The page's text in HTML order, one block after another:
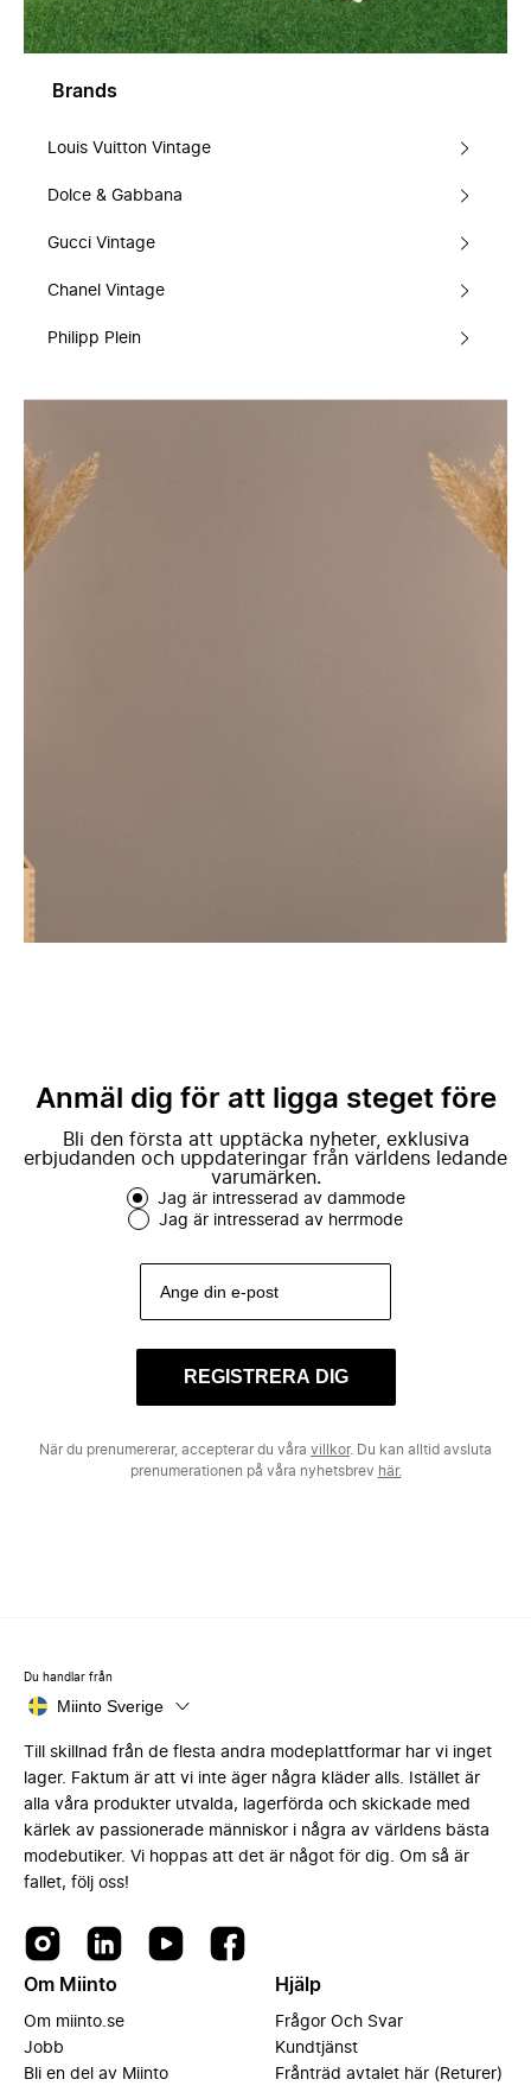
Brands
Louis Vuitton Vintage
Dolce & Gabbana
Gucci Vintage
Chanel Vintage
Philipp Plein
Anmäl dig för att ligga steget före
Bli den första att upptäcka nyheter, exklusiva
erbjudanden och uppdateringar från världens ledande
varumärken.
Jag är intresserad av dammode
Jag är intresserad av herrmode
REGISTRERA DIG
När du prenumererar, accepterar du våra villkor. Du kan alltid avsluta
prenumerationen på våra nyhetsbrev här.
Du handlar från
Miinto Sverige
Till skillnad från de flesta andra modeplattformar har vi inget
lager. Faktum är att vi inte äger några kläder alls. Istället är
alla våra produkter utvalda, lagerförda och skickade med
kärlek av passionerade människor i några av världens bästa
modebutiker. Vi hoppas att det är något för dig. Om så är
fallet, följ oss!
Om Miinto
Om miinto.se
Jobb
Bli en del av Miinto
Hjälp
Frågor Och Svar
Kundtjänst
Frånträd avtalet här (Returer)